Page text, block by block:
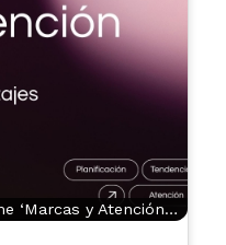
‘Marcas y Atención…